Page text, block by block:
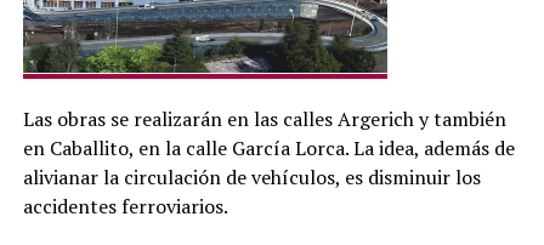
Las obras se realizarán en las calles Argerich y también
en Caballito, en la calle García Lorca. La idea, además de
alivianar la circulación de vehículos, es disminuir los
accidentes ferroviarios.